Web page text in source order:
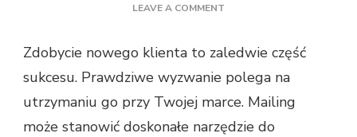
LEAVE A COMMENT
NAJLEPSZE
NARZĘDZIE
Zdobycie nowego klienta to zaledwie część
sukcesu. Prawdziwe wyzwanie polega na
utrzymaniu go przy Twojej marce. Mailing
może stanowić doskonałe narzędzie do